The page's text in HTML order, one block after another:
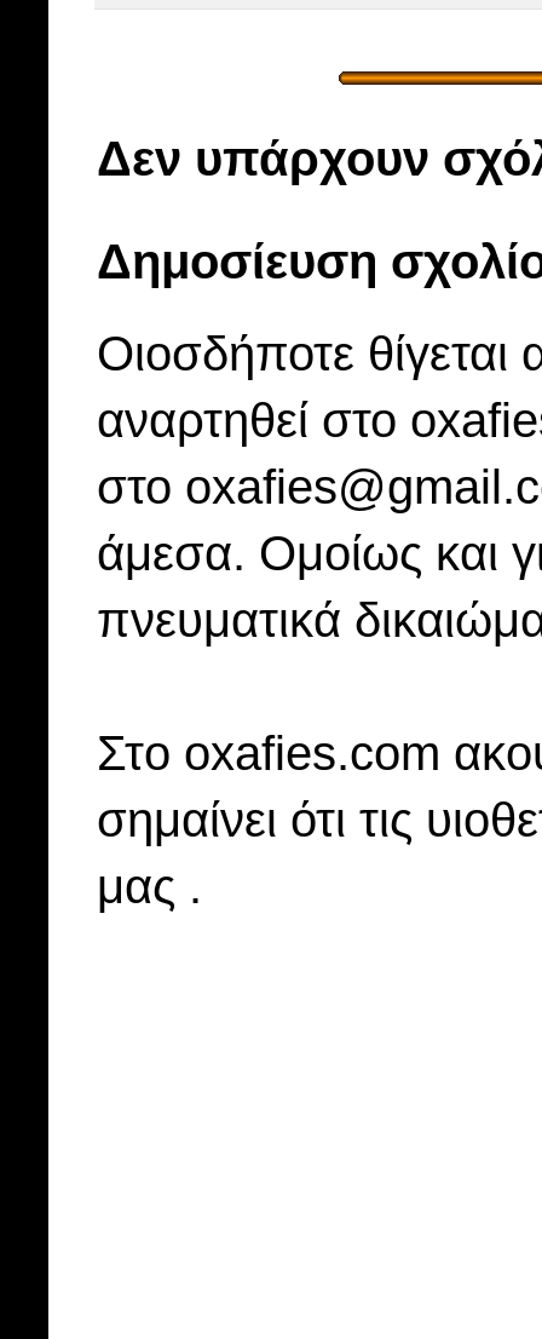
Δεν υπάρχουν
Δημοσίευση
Οιοσδήποτε
αναρτηθεί στο
στο
άμεσα. Ομοίως και
πνευματικά
Στo oxafies.com
σημαίνει ότι τις
μας .